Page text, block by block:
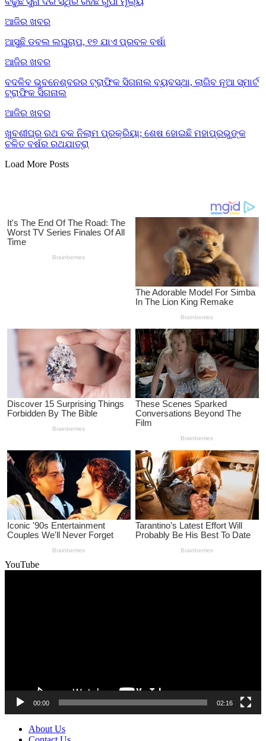
ଆଜିର ଖବର
ଆସୁଛି ଡବଲ ଲଘୁଚାପ, ୧୭ ଯାଏ ପ୍ରବଳ ବର୍ଷା
ଆଜିର ଖବର
ବଦଳିବ ଭୁବନେଶ୍ବରର ଟ୍ରାଫିକ ସିଗନାଲ ବ୍ୟବସ୍ଥା, ଲାଗିବ ନୂଆ ସ୍ମାର୍ଟ
ଟ୍ରାଫିକ ସିଗନାଲ
ଆଜିର ଖବର
ଖୁବଶୀଘ୍ର ରଥ ଚକ ନିଲାମ ପ୍ରକ୍ରିୟା; ଶେଷ ହୋଇଛି ମହାପ୍ରଭୁଙ୍କ
ଚଳିତ ବର୍ଷର ରଥଯାତ୍ରା
Load More Posts
YouTube
00:00 02:16
About Us